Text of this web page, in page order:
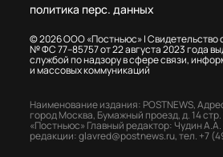
© 2026 ООО «Постньюс» |
№ ФС 77–85757 от 22 августа 2023 года
службой по надзору в сфере связи,
и массовых коммуникаций
политика перс. данных
Наименование издания: POSTNEWS,
город Москва, Бумажный проезд, д. 14 стр.
«Постньюс» Главный редактор: Чудин А.А.
редакции:glavred@postnews.ru,тел. +7